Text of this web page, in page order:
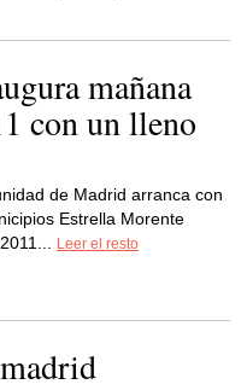
mañana
con un lleno
de Madrid arranca con
Estrella Morente
Leer el resto